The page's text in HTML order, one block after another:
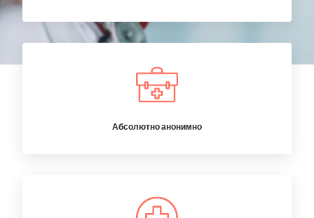
Абсолютно анонимно